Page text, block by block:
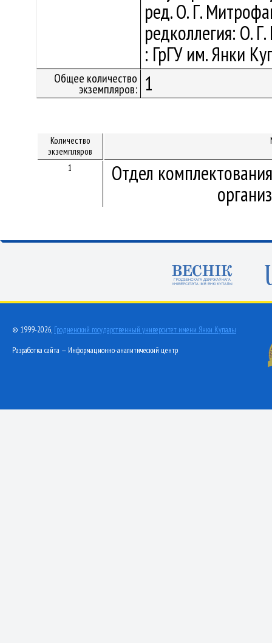
ред. О. Г.
редколлегия: О.
: ГрГУ им. Янки
Общее количество
экземпляров: 1
Количество
экземпляров
1
Отдел
© 1999-2026, Гродненский государственный университет имени Янки Купалы
Разработка сайта — Информационно-аналитический центр